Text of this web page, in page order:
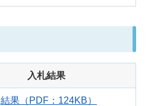
入札結果
結果（PDF：124KB）